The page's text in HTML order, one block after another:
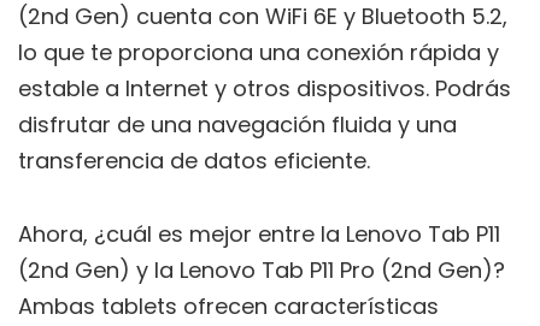
(2nd Gen) cuenta con WiFi 6E y Bluetooth 5.2,
lo que te proporciona una conexión rápida y
estable a Internet y otros dispositivos. Podrás
disfrutar de una navegación fluida y una
transferencia de datos eficiente.
Ahora, ¿cuál es mejor entre la Lenovo Tab P11
(2nd Gen) y la Lenovo Tab P11 Pro (2nd Gen)?
Ambas tablets ofrecen características